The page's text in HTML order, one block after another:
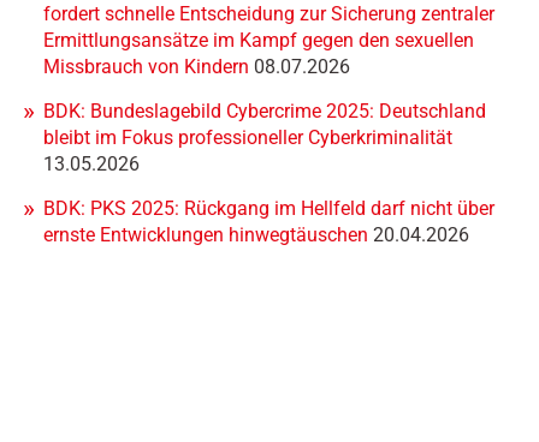
fordert schnelle Entscheidung zur Sicherung zentraler
Ermittlungsansätze im Kampf gegen den sexuellen
Missbrauch von Kindern 08.07.2026
BDK: Bundeslagebild Cybercrime 2025: Deutschland
bleibt im Fokus professioneller Cyberkriminalität
13.05.2026
BDK: PKS 2025: Rückgang im Hellfeld darf nicht über
ernste Entwicklungen hinwegtäuschen 20.04.2026